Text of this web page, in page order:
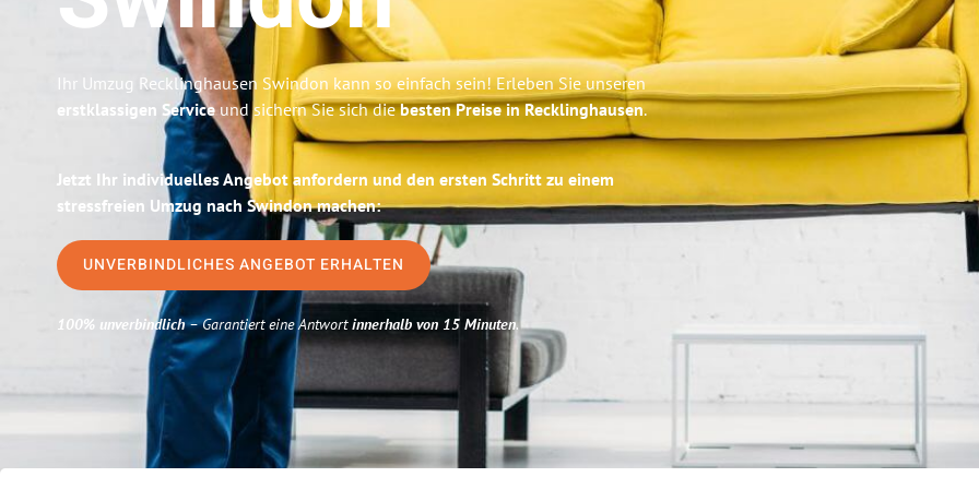
Ihr Umzug Recklinghausen Swindon kann so einfach sein! Erleben Sie unseren
erstklassigen Serviceund sichern Sie sich diebesten Preise in Recklinghausen.
Jetzt Ihr individuelles Angebot anfordern und den ersten Schritt zu einem
stressfreien Umzug nach Swindon machen:
UNVERBINDLICHES ANGEBOT ERHALTEN
100% unverbindlich– Garantiert eine Antwortinnerhalb von 15 Minuten.